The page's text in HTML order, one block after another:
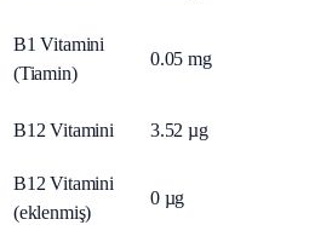
B1 Vitamini
(Tiamin)
0.05 mg
B12 Vitamini 3.52 µg
B12 Vitamini
(eklenmiş)
0 µg